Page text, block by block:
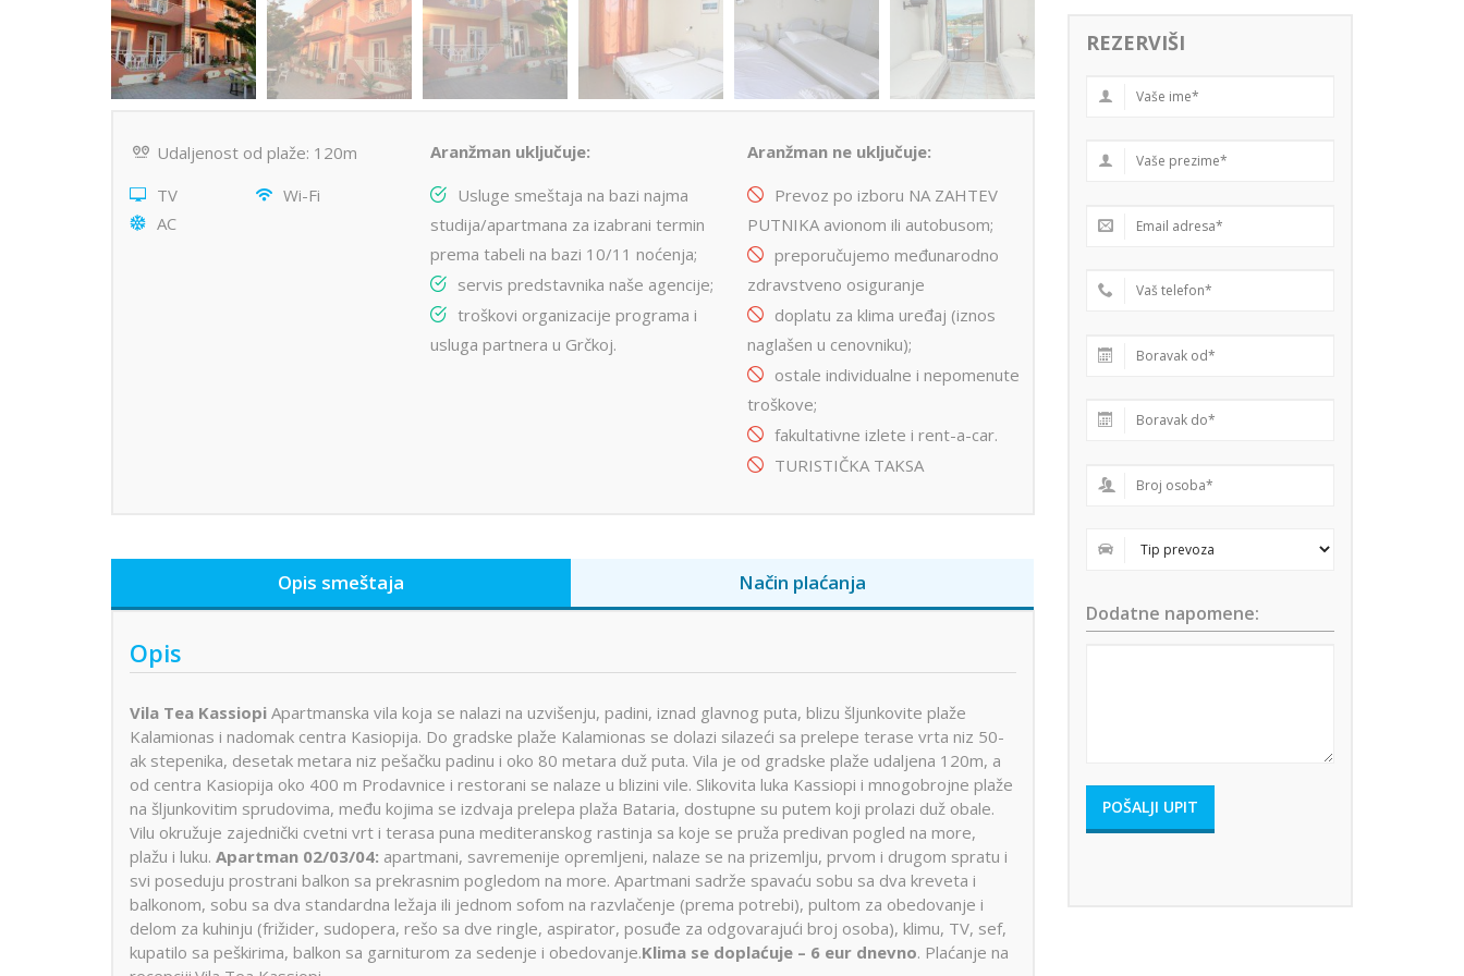
Udaljenost od plaže: 120m
TV
Wi-Fi
AC
Aranžman uključuje:
Usluge smeštaja na bazi najma
studija/apartmana za izabrani termin
prema tabeli na bazi 10/11 noćenja;
servis predstavnika naše agencije;
troškovi organizacije programa i
usluga partnera u Grčkoj.
Aranžman ne uključuje:
Prevoz po izboru NA ZAHTEV
PUTNIKA avionom ili autobusom;
preporučujemo međunarodno
zdravstveno osiguranje
doplatu za klima uređaj (iznos
naglašen u cenovniku);
ostale individualne i nepomenute
troškove;
fakultativne izlete i rent-a-car.
TURISTIČKA TAKSA
Opis smeštaja Način plaćanja
Opis
Vila Tea Kassiopi Apartmanska vila koja se nalazi na uzvišenju, padini, iznad glavnog puta, blizu šljunkovite plaže
Kalamionas i nadomak centra Kasiopija. Do gradske plaže Kalamionas se dolazi silazeći sa prelepe terase vrta niz 50-
ak stepenika, desetak metara niz pešačku padinu i oko 80 metara duž puta. Vila je od gradske plaže udaljena 120m, a
od centra Kasiopija oko 400 m Prodavnice i restorani se nalaze u blizini vile. Slikovita luka Kassiopi i mnogobrojne plaže
na šljunkovitim sprudovima, među kojima se izdvaja prelepa plaža Bataria, dostupne su putem koji prolazi duž obale.
Vilu okružuje zajednički cvetni vrt i terasa puna mediteranskog rastinja sa koje se pruža predivan pogled na more,
plažu i luku. Apartman 02/03/04: apartmani, savremenije opremljeni, nalaze se na prizemlju, prvom i drugom spratu i
svi poseduju prostrani balkon sa prekrasnim pogledom na more. Apartmani sadrže spavaću sobu sa dva kreveta i
balkonom, sobu sa dva standardna ležaja ili jednom sofom na razvlačenje (prema potrebi), pultom za obedovanje i
delom za kuhinju (frižider, sudopera, rešo sa dve ringle, aspirator, posuđe za odgovarajući broj osoba), klimu, TV, sef,
kupatilo sa peškirima, balkon sa garniturom za sedenje i obedovanje.Klima se doplaćuje – 6 eur dnevno. Plaćanje na
REZERVIŠI
Dodatne napomene: